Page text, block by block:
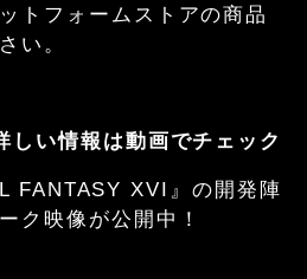
トフォームストアの商品
い。
しい情報は動画でチェック
FANTASY XVI』の開発陣
ク映像が公開中！